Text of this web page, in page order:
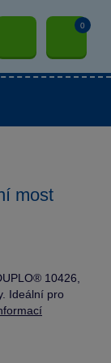
0
most
10426,
Ideální pro